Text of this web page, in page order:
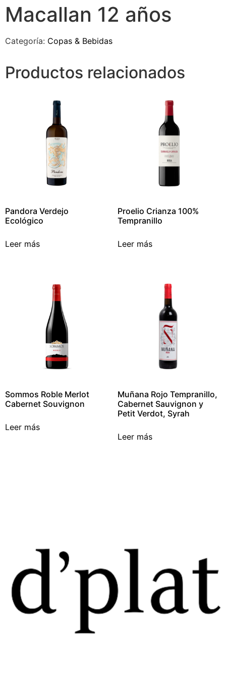
Macallan 12 años
Categoría: Copas & Bebidas
Productos relacionados
Pandora Verdejo
Ecológico
Leer más
Proelio Crianza 100%
Tempranillo
Leer más
Sommos Roble Merlot
Cabernet Souvignon
Leer más
Muñana Rojo Tempranillo,
Cabernet Sauvignon y
Petit Verdot, Syrah
Leer más